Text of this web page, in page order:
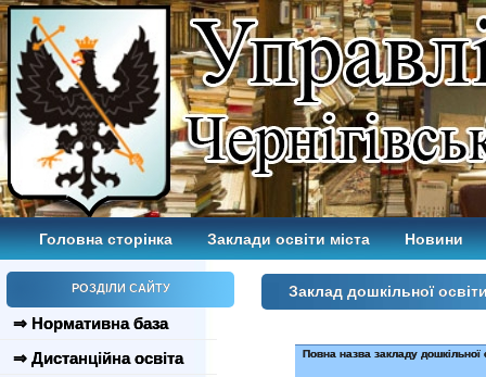
Головна сторінка Заклади освіти міста Новини
РОЗДІЛИ САЙТУ
⇒ Нормативна база
⇒ Дистанційна освіта
Заклад дошкільної
Повна назва закладу дошкільної